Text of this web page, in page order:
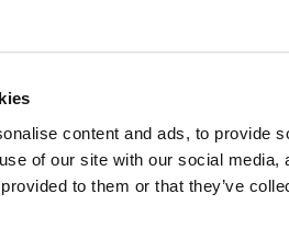
content and ads, to provide
of our site with our social
to them or that they’ve